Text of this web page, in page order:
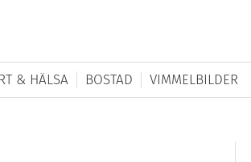
& HÄLSA BOSTAD VIMMELBILDER